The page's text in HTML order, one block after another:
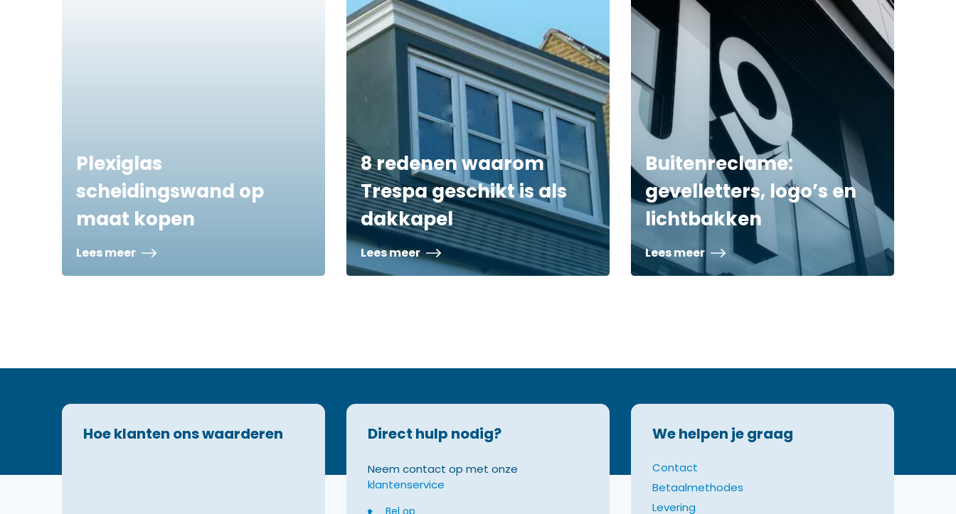
Plexiglas
scheidingswand op
maat kopen
Lees meer
8 redenen waarom
Trespa geschikt is als
dakkapel
Lees meer
Buitenreclame:
gevelletters, logo’s en
lichtbakken
Lees meer
Hoe klanten ons waarderen Direct hulp nodig?
Neem contact op met onze
klantenservice
Bel op
We helpen je graag
Contact
Betaalmethodes
Levering